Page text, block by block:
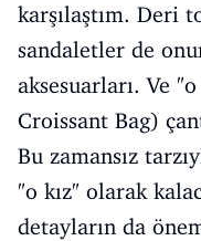
karşılaştım. Deri
sandaletler de
aksesuarları. Ve
Croissant Bag)
Bu zamansız
"o kız" olarak
detayların da